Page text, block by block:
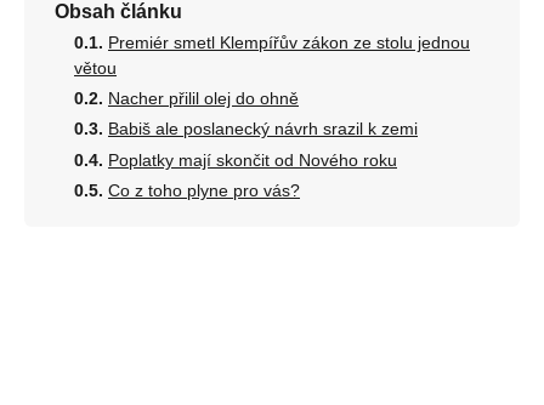
Obsah článku
Premiér smetl Klempířův zákon ze stolu jednou
větou
Nacher přilil olej do ohně
Babiš ale poslanecký návrh srazil k zemi
Poplatky mají skončit od Nového roku
Co z toho plyne pro vás?